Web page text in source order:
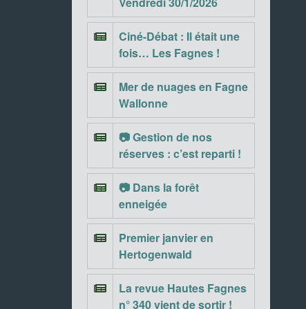
Ciné-Débat : Il était une
fois… Les Fagnes !
Mer de nuages en Fagne
Wallonne
📷 Gestion de nos
réserves : c’est reparti !
📷 Dans la forêt
enneigée
Premier janvier en
Hertogenwald
La revue Hautes Fagnes
n° 340 vient de sortir !